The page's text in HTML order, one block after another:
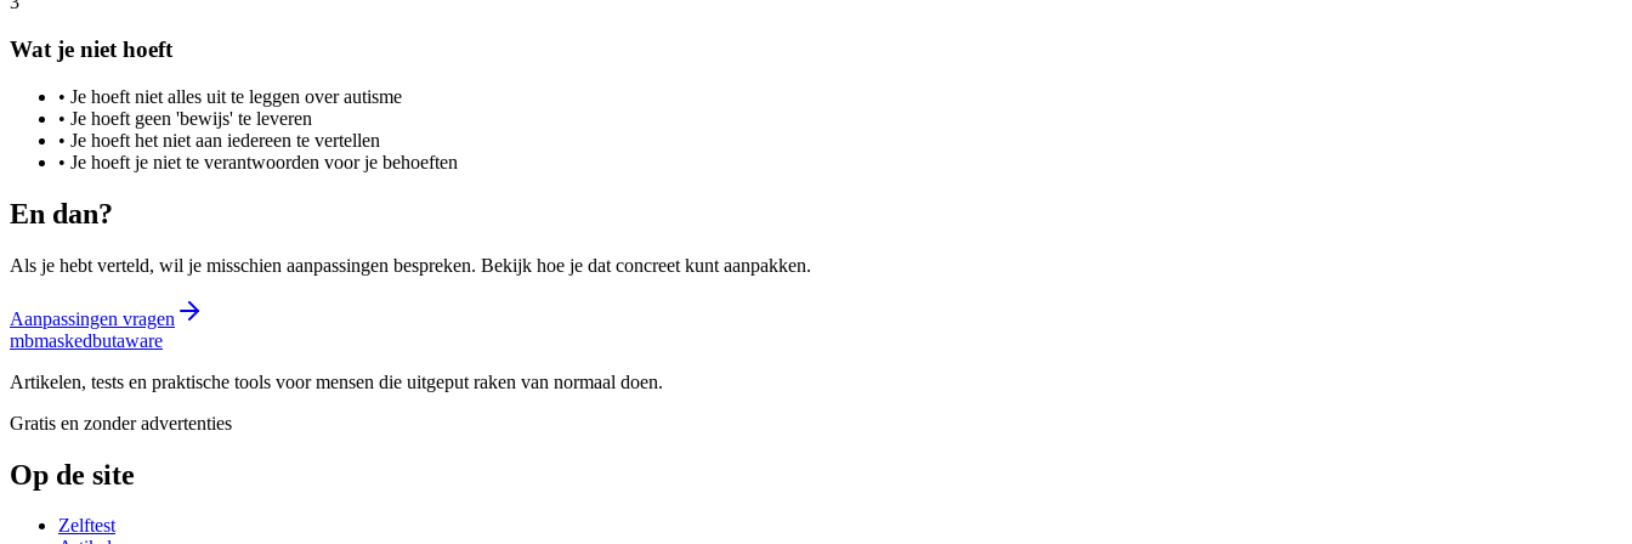
Wat je niet hoeft
• Je hoeft niet alles uit te leggen over autisme
• Je hoeft geen 'bewijs' te leveren
• Je hoeft het niet aan iedereen te vertellen
• Je hoeft je niet te verantwoorden voor je behoeften
En dan?
Als je hebt verteld, wil je misschien aanpassingen bespreken. Bekijk hoe je dat concreet kunt aanpakken.
Aanpassingen vragen
mbmaskedbutaware
Artikelen, tests en praktische tools voor mensen die uitgeput raken van normaal doen.
Gratis en zonder advertenties
Op de site
Zelftest